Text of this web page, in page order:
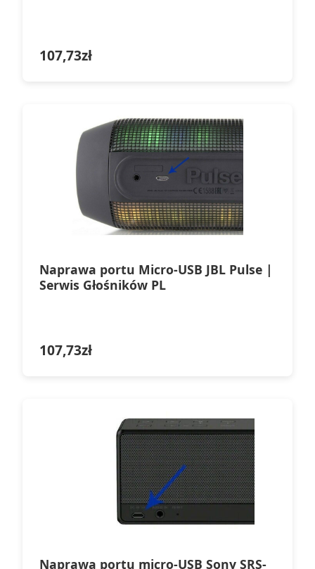
107,73zł
Naprawa portu Micro-USB JBL Pulse |
Serwis Głośników PL
107,73zł
Naprawa portu micro-USB Sony SRS-